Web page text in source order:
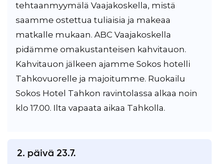
tehtaanmyymälä Vaajakoskella, mistä
saamme ostettua tuliaisia ja makeaa
matkalle mukaan. ABC Vaajakoskella
pidämme omakustanteisen kahvitauon.
Kahvitauon jälkeen ajamme Sokos hotelli
Tahkovuorelle ja majoitumme. Ruokailu
Sokos Hotel Tahkon ravintolassa alkaa noin
klo 17.00. Ilta vapaata aikaa Tahkolla.
2. päivä 23.7.